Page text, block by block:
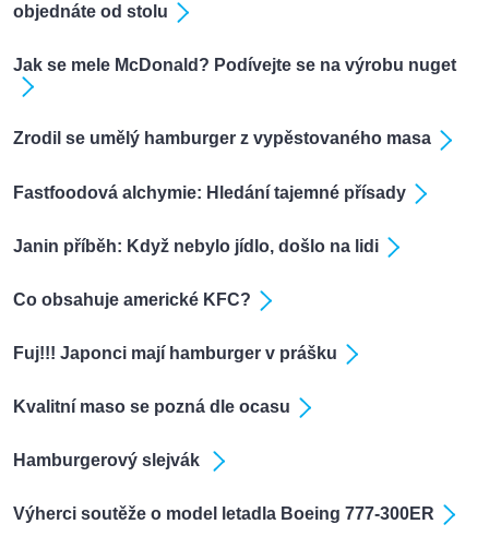
objednáte od stolu
Jak se mele McDonald? Podívejte se na výrobu nuget
Zrodil se umělý hamburger z vypěstovaného masa
Fastfoodová alchymie: Hledání tajemné přísady
Janin příběh: Když nebylo jídlo, došlo na lidi
Co obsahuje americké KFC?
Fuj!!! Japonci mají hamburger v prášku
Kvalitní maso se pozná dle ocasu
Hamburgerový slejvák
Výherci soutěže o model letadla Boeing 777-300ER